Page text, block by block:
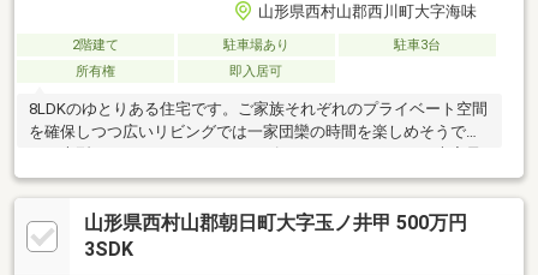
山形県西村山郡西川町大字海味
2階建て 駐車場あり
駐車3台
所有権
即入居可
8LDKのゆとりある住宅です。ご家族それぞれのプライベート空間
を確保しつつ広いリビングでは一家団欒の時間を楽しめそうです
ね。大型のクローゼットやシューズインクローゼットなど大容量
収納できます！自然豊かな環境で趣味に没頭するも良し、別荘や
セカンドライフを送りたい方にも最適です。しかも！敷地内に車3
台収納可能な物置車庫付き！内覧のご予約お待ちしております♪
山形県西村山郡朝日町大字玉ノ井甲 500万円
3SDK